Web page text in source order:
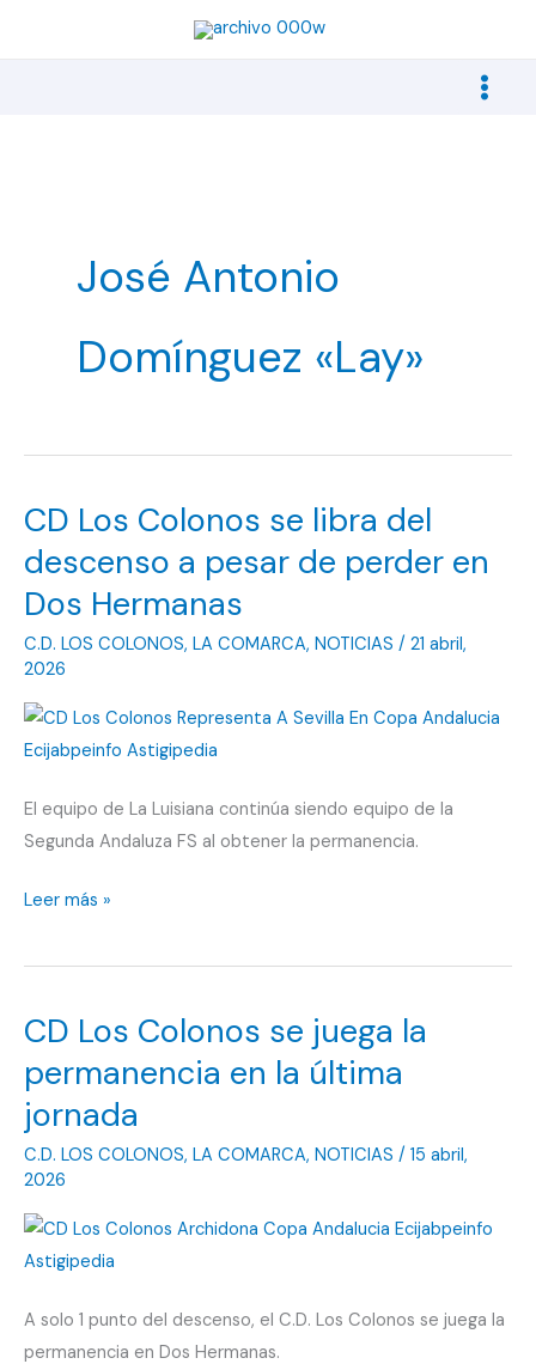
José Antonio
Domínguez «Lay»
CD Los Colonos se libra del
descenso a pesar de perder en
Dos Hermanas
C.D. LOS COLONOS, LA COMARCA, NOTICIAS / 21 abril,
2026
El equipo de La Luisiana continúa siendo equipo de la
Segunda Andaluza FS al obtener la permanencia.
CD
Colonos
libra
descenso
a
pesar
de
perder
en
Hermanas
Leer más »
CD Los Colonos se juega la
permanencia en la última
jornada
C.D. LOS COLONOS, LA COMARCA, NOTICIAS / 15 abril,
2026
A solo 1 punto del descenso, el C.D. Los Colonos se juega la
permanencia en Dos Hermanas.